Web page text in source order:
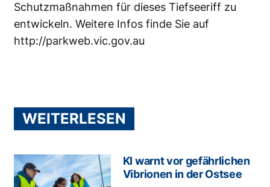
Schutzmaßnahmen für dieses Tiefseeriff zu
entwickeln. Weitere Infos finde Sie auf
http://parkweb.vic.gov.au
WEITERLESEN
KI warnt vor gefährlichen
Vibrionen in der Ostsee